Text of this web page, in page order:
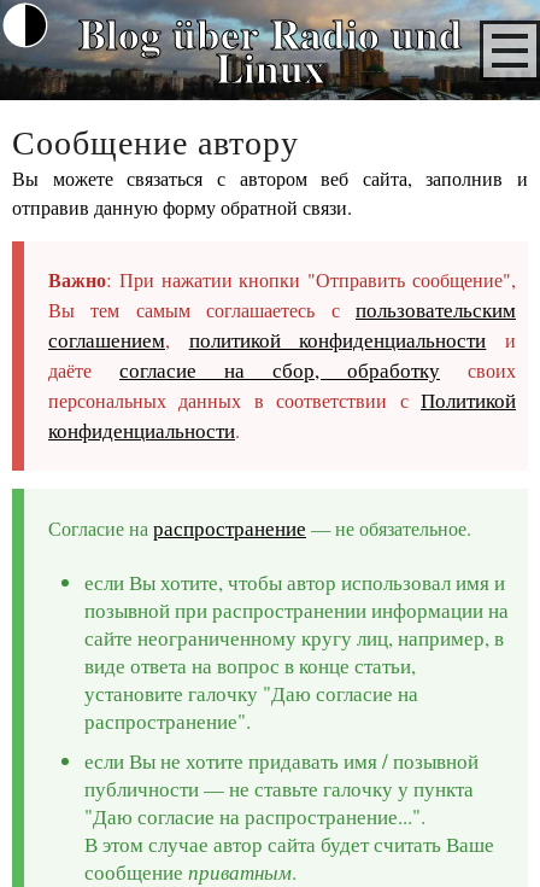
Blog über Radio und
Linux
Сообщение автору
Вы можете связаться с автором веб сайта, заполнив и
отправив данную форму обратной связи.
Важно: При нажатии кнопки "Отправить сообщение",
Вы тем самым соглашаетесь с пользовательским
соглашением, политикой конфиденциальности и
даёте согласие на сбор, обработку своих
персональных данных в соответствии с Политикой
конфиденциальности.
Согласие нараспространение — не обязательное.
если Вы хотите, чтобы автор использовал имя и
позывной при распространении информации на
сайте неограниченному кругу лиц, например, в
виде ответа на вопрос в конце статьи,
установите галочку "Даю согласие на
распространение".
если Вы не хотите придавать имя / позывной
публичности — не ставьте галочку у пункта
"Даю согласие на распространение...".
В этом случае автор сайта будет считать Ваше
сообщение приватным.